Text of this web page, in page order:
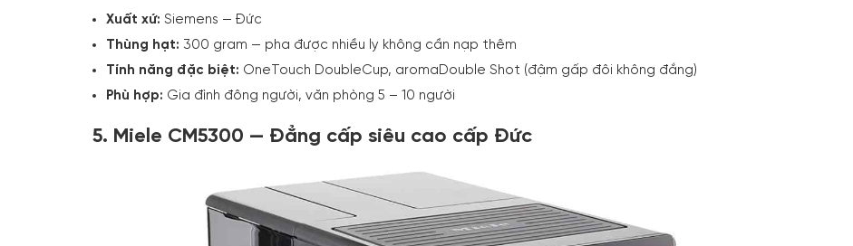
Xuất xứ: Siemens — Đức
Thùng hạt: 300 gram — pha được nhiều ly không cần nạp thêm
Tính năng đặc biệt: OneTouch DoubleCup, aromaDouble Shot (đậm gấp đôi không đắng)
Phù hợp: Gia đình đông người, văn phòng 5 – 10 người
5. Miele CM5300 — Đẳng cấp siêu cao cấp Đức